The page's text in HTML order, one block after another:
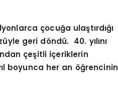
çocuğa ulaştırdığı
geri döndü. 40. yılını
çeşitli içeriklerin
boyunca her an öğrencinin